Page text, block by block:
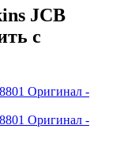
JCB
с